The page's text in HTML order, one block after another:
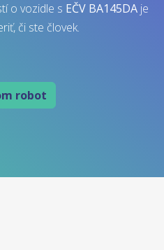
o vozidle s EČV BA145DAje
či ste človek.
robot